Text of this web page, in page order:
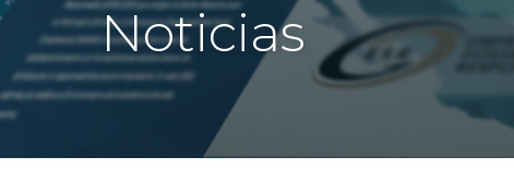
Noticias